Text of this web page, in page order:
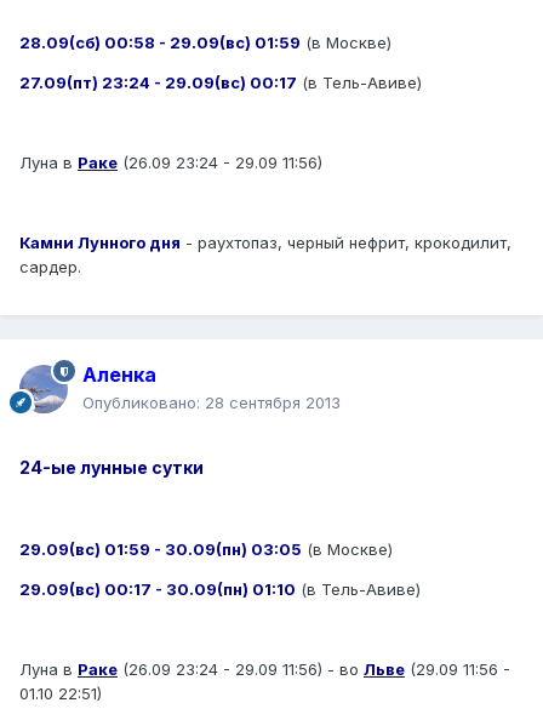
28.09(сб) 00:58 - 29.09(вс) 01:59 (в Москве)
27.09(пт) 23:24 - 29.09(вс) 00:17 (в Тель-Авиве)
Луна в Раке (26.09 23:24 - 29.09 11:56)
Камни Лунного дня - раухтопаз, черный нефрит, крокодилит,
сардер.
Аленка
Опубликовано: 28 сентября 2013
24-ые лунные сутки
29.09(вс) 01:59 - 30.09(пн) 03:05 (в Москве)
29.09(вс) 00:17 - 30.09(пн) 01:10 (в Тель-Авиве)
Луна в Раке (26.09 23:24 - 29.09 11:56) - во Льве (29.09 11:56 -
01.10 22:51)